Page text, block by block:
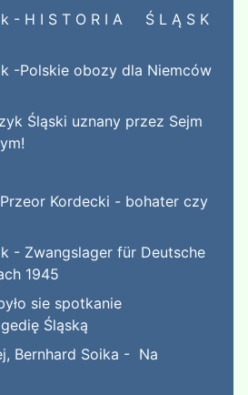
- H I S T O R I A Ś L Ą S K
-Polskie obozy dla Niemców
Śląski uznany przez Sejm
Kordecki - bohater czy
- Zwangslager für Deutsche
1945
sie spotkanie
Śląską
Bernhard Soika - Na